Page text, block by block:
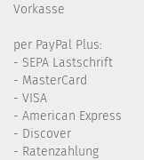
Vorkasse
per PayPal Plus:
- SEPA Lastschrift
- MasterCard
- VISA
- American Express
- Discover
- Ratenzahlung